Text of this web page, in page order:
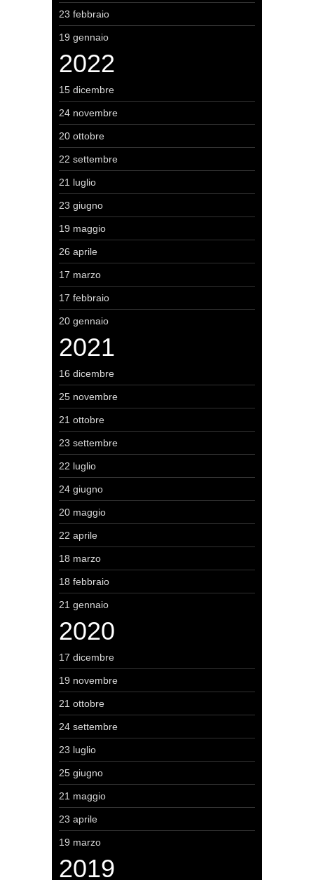
23 febbraio
19 gennaio
2022
15 dicembre
24 novembre
20 ottobre
22 settembre
21 luglio
23 giugno
19 maggio
26 aprile
17 marzo
17 febbraio
20 gennaio
2021
16 dicembre
25 novembre
21 ottobre
23 settembre
22 luglio
24 giugno
20 maggio
22 aprile
18 marzo
18 febbraio
21 gennaio
2020
17 dicembre
19 novembre
21 ottobre
24 settembre
23 luglio
25 giugno
21 maggio
23 aprile
19 marzo
2019